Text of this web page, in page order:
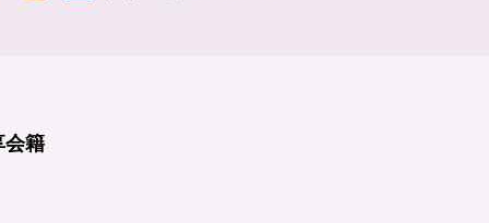
会籍